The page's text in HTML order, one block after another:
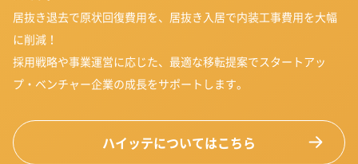
居抜き退去で原状回復費用を、居抜き入居で内装工事費用を大幅
に削減！
採用戦略や事業運営に応じた、最適な移転提案でスタートアッ
プ・ベンチャー企業の成長をサポートします。
ハイッテについてはこちら